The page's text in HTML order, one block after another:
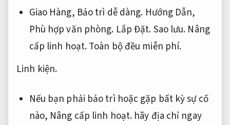
Giao Hàng, Bảo trì dễ dàng. Hướng Dẫn,
Phù hợp văn phòng. Lắp Đặt.Sao lưu. Nâng
cấp linh hoạt.Toàn bộ đều miễn phí.
Linh kiện.
Nếu bạn phải bảo trì hoặc gặp bất kỳ sự cố
nào, Nâng cấp linh hoạt. hãy địa chỉ ngay